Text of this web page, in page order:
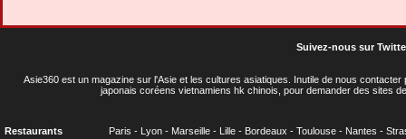
Suivez-nous sur
Asie360 est un magazine sur l'Asie et les cultures asiatiques . Inutile de nous
japonais coréens vietnamiens hk chinois, pour demander des sites
Restaurants Paris - Lyon - Marseille - Lille - Bordeaux - Toulouse - Nantes -